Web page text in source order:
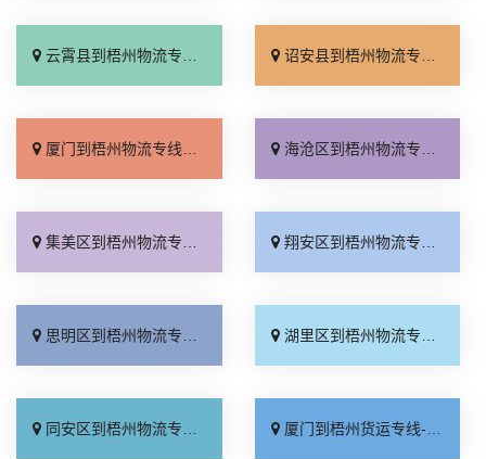
云霄县到梧州物流专线_价格透明「快运有保障」 诏安县到梧州物流专线_门到门接送「市县闪送」
厦门到梧州物流专线_全境派送「急你所需」 海沧区到梧州物流专线_快运有保障「价位合理」
集美区到梧州物流专线_全境配送「不随意加价」 翔安区到梧州物流专线_全境派送「全程直达」
思明区到梧州物流专线_损坏理赔「零担配货」 湖里区到梧州物流专线_多久能到「要几天到」
同安区到梧州物流专线_全境配送「诚信为先」 厦门到梧州货运专线-厦门到梧州物流公司_不随意加价「怎么收费」